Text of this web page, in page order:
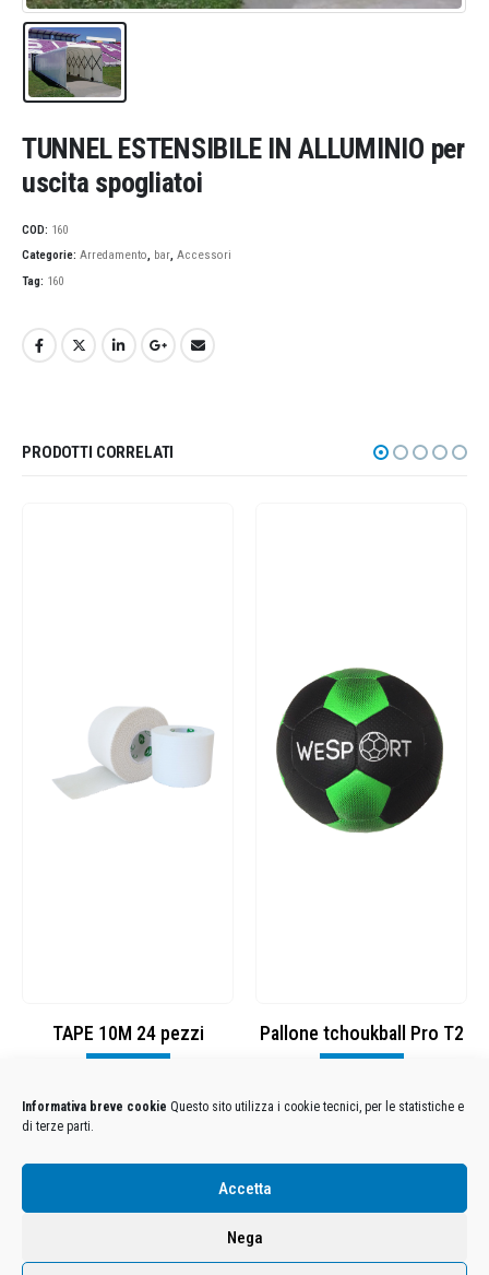
Informativa breve cookie Questo sito utilizza i cookie tecnici, per le statistiche e
di terze parti.
Accetta
Nega
TUNNEL ESTENSIBILE IN ALLUMINIO per
uscita spogliatoi
COD: 160
Categorie: Arredamento, bar, Accessori
Tag: 160
PRODOTTI CORRELATI
TAPE 10M 24 pezzi Pallone tchoukball Pro T2
Condizioni Generali di Utilizzo-Cookies-Privacy
Euro 12.500.000 i.v. - C.F. e Iscr. Reg. Imp. Monza e Brianza 02137480964 - R.E.A. MB-1370021 -
P.IVA. 11005760159 - Direzione e coordinamento art. 2497 C.C. DECATHLON SA, Villeneuve